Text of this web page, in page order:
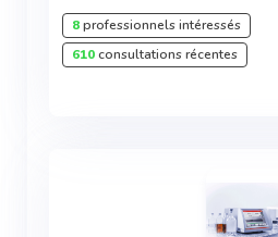
8professionnels intéressés
610consultations récentes